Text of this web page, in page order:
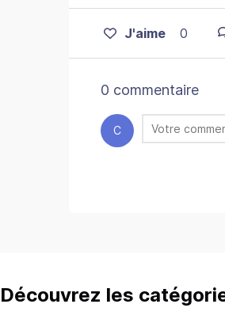
J'aime 0
0 commentaire
C
Découvrez les